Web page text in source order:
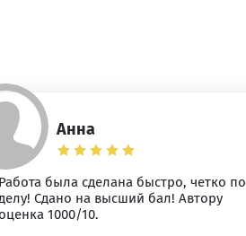
Анна
Работа была сделана быстро, четко по
Сдано на высший бал! Автору
оценка 1000/10.